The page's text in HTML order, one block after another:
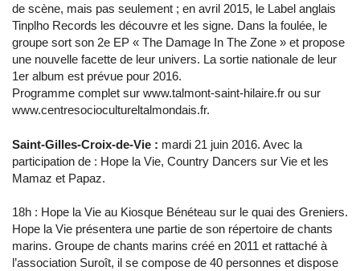
de scène, mais pas seulement ; en avril 2015, le Label anglais
Tinplho Records les découvre et les signe. Dans la foulée, le
groupe sort son 2e EP « The Damage In The Zone » et propose
une nouvelle facette de leur univers. La sortie nationale de leur
1er album est prévue pour 2016.
Programme complet sur www.talmont-saint-hilaire.fr ou sur
www.centresociocultureltalmondais.fr.
Saint-Gilles-Croix-de-Vie : mardi 21 juin 2016. Avec la
participation de : Hope la Vie, Country Dancers sur Vie et les
Mamaz et Papaz.
18h : Hope la Vie au Kiosque Bénéteau sur le quai des Greniers.
Hope la Vie présentera une partie de son répertoire de chants
marins. Groupe de chants marins créé en 2011 et rattaché à
l’association Suroît, il se compose de 40 personnes et dispose